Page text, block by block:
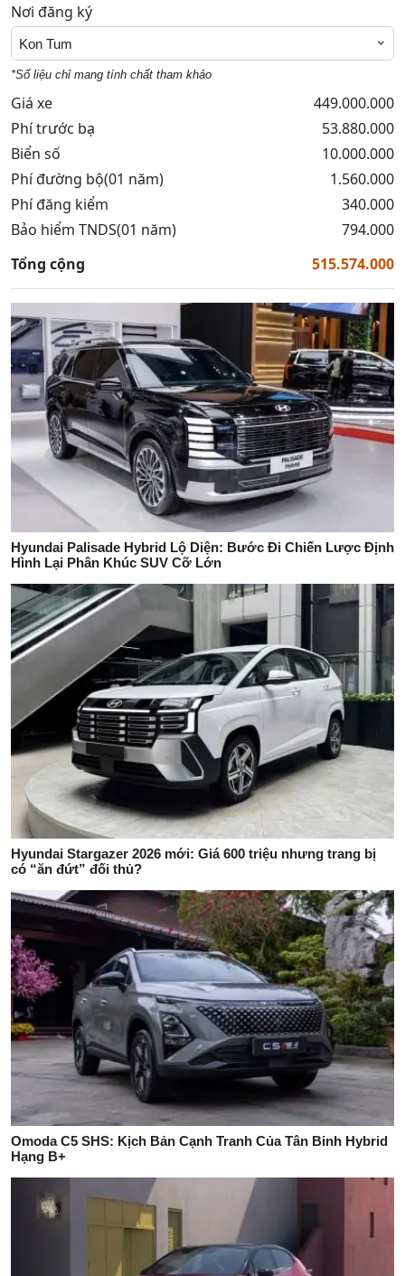
Nơi đăng ký
Kon Tum
*Số liệu chỉ mang tính chất tham khảo
Giá xe
449.000.000
Phí trước bạ
53.880.000
Biển số
10.000.000
Phí đường bộ(01 năm)
1.560.000
Phí đăng kiểm
340.000
Bảo hiểm TNDS(01 năm)
794.000
Tổng cộng
515.574.000
Hyundai Palisade Hybrid Lộ Diện: Bước Đi Chiến Lược Định
Hình Lại Phân Khúc SUV Cỡ Lớn
Hyundai Stargazer 2026 mới: Giá 600 triệu nhưng trang bị
có “ăn đứt” đối thủ?
Omoda C5 SHS: Kịch Bản Cạnh Tranh Của Tân Binh Hybrid
Hạng B+